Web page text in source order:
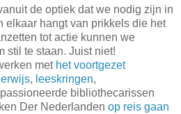
de optiek dat we nodig zijn in
elkaar hangt van prikkels die het
tot actie kunnen we
stil te staan. Juist niet!
met het voortgezet
, leeskringen,
bibliothecarissen
Der Nederlanden op reis gaan